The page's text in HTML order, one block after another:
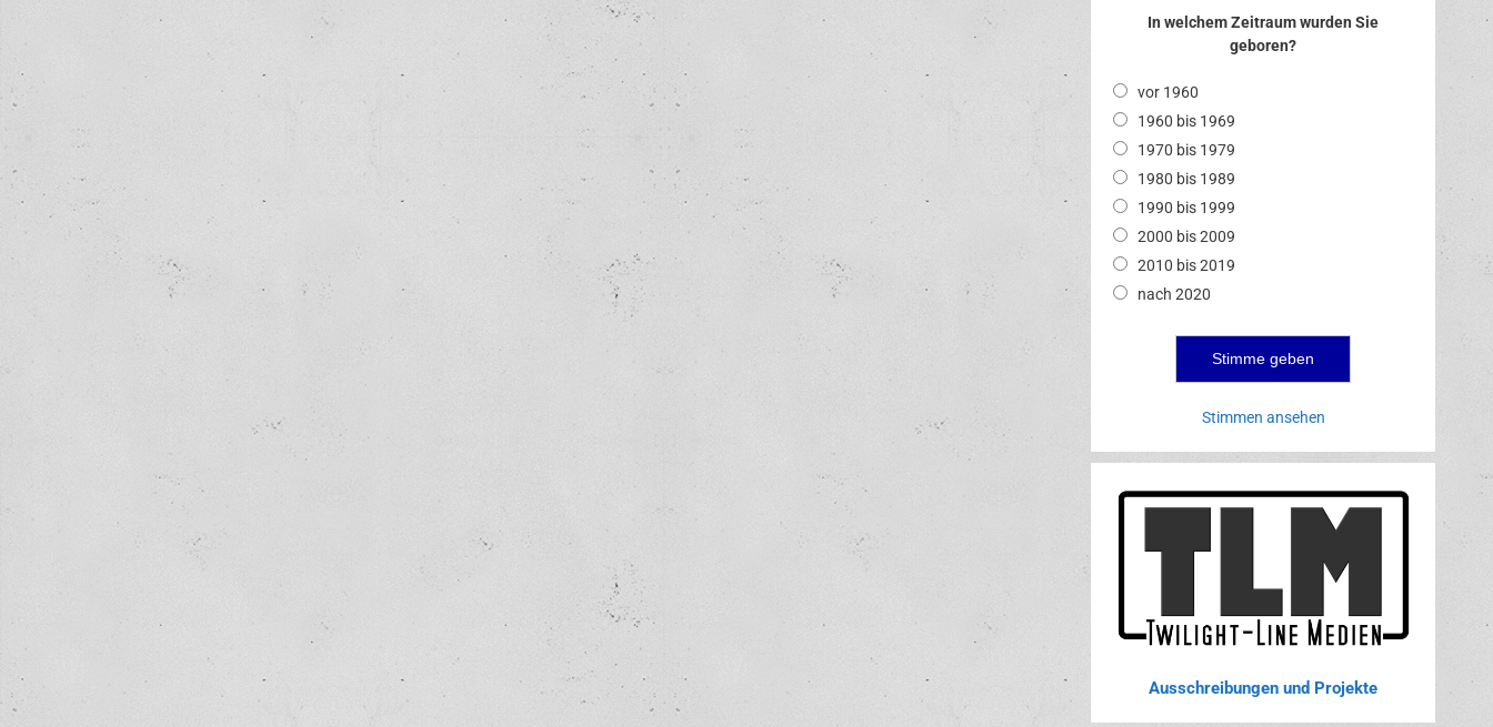
In welchem Zeitraum wurden Sie
geboren?
vor 1960
1960 bis 1969
1970 bis 1979
1980 bis 1989
1990 bis 1999
2000 bis 2009
2010 bis 2019
nach 2020
Stimmen ansehen
Ausschreibungen und Projekte